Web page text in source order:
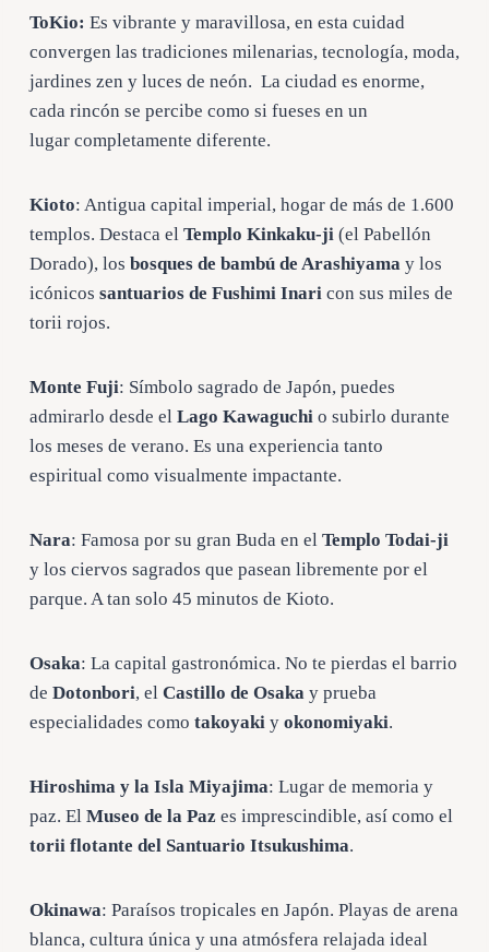
ToKio: Es vibrante y maravillosa, en esta cuidad
convergen las tradiciones milenarias, tecnología, moda,
jardines zen y luces de neón. La ciudad es enorme,
cada rincón se percibe como si fueses en un
lugar completamente diferente.
Kioto: Antigua capital imperial, hogar de más de 1.600
templos. Destaca el Templo Kinkaku-ji(el Pabellón
Dorado), los bosques de bambú de Arashiyamay los
icónicos santuarios de Fushimi Inaricon sus miles de
torii rojos.
Monte Fuji: Símbolo sagrado de Japón, puedes
admirarlo desde el Lago Kawaguchio subirlo durante
los meses de verano. Es una experiencia tanto
espiritual como visualmente impactante.
Nara: Famosa por su gran Buda en el Templo Todai-ji
y los ciervos sagrados que pasean libremente por el
parque. A tan solo 45 minutos de Kioto.
Osaka: La capital gastronómica. No te pierdas el barrio
de Dotonbori, el Castillo de Osakay prueba
especialidades como takoyakiy okonomiyaki.
Hiroshima y la Isla Miyajima: Lugar de memoria y
paz. El Museo de la Pazes imprescindible, así como el
torii flotante del Santuario Itsukushima.
Okinawa: Paraísos tropicales en Japón. Playas de arena
blanca, cultura única y una atmósfera relajada ideal